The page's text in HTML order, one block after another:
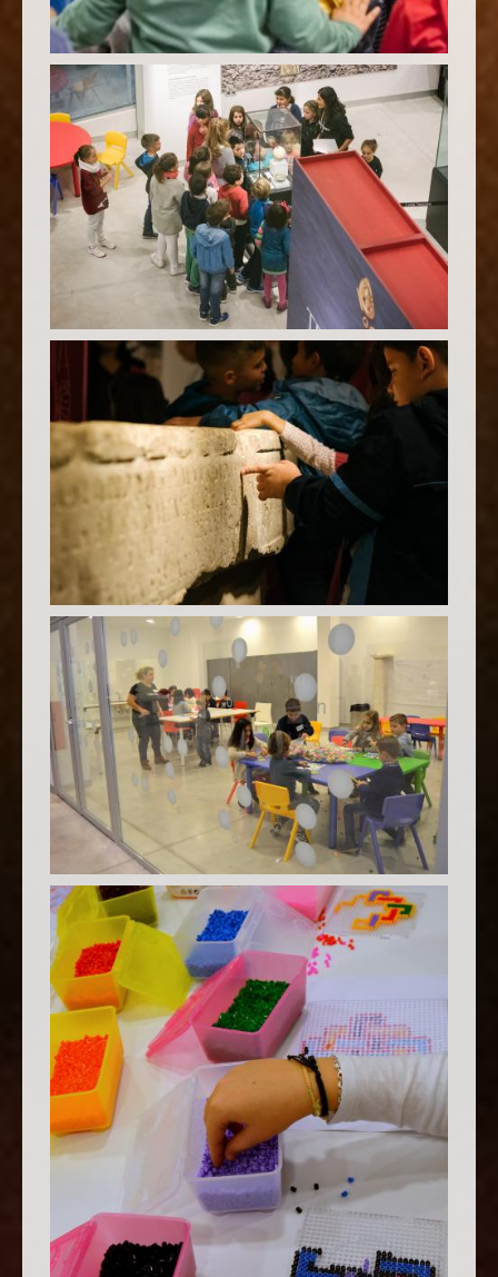
GRUPO DE NIÑOS EN TRESORS DE LA VILA JOIOSA
NIÑOS EN TRESORS DE LA VILA JOIOSA
TALLER DIDÁCTICO
TALLER DE MOSAICOS